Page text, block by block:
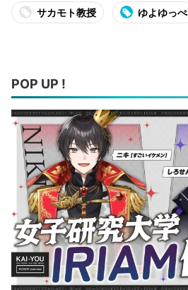
サカモト教授 ゆよゆっぺ
POP UP !